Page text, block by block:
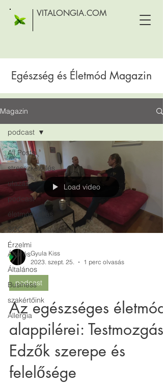
VITALONGIA.COM
Egészség és Életmód Magazin
Magazin
All Posts
stresszkezelés
utazás
podcast
életmódváltás
SOC
Érzelmi
Áttörés
Általános
Business
szakértőink
Allergia
podcast
Load video
Gyula Kiss
2023. szept. 25.
1 perc olvasás
podcast
Az egészséges életmód
alappilérei: Testmozgás -
Edzők szerepe és
felelősége